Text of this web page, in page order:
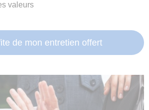
valeurs
de mon entretien offert